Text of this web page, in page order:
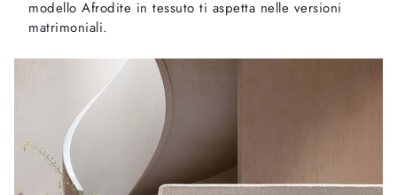
modello Afrodite in tessuto ti aspetta nelle versioni
matrimoniali.